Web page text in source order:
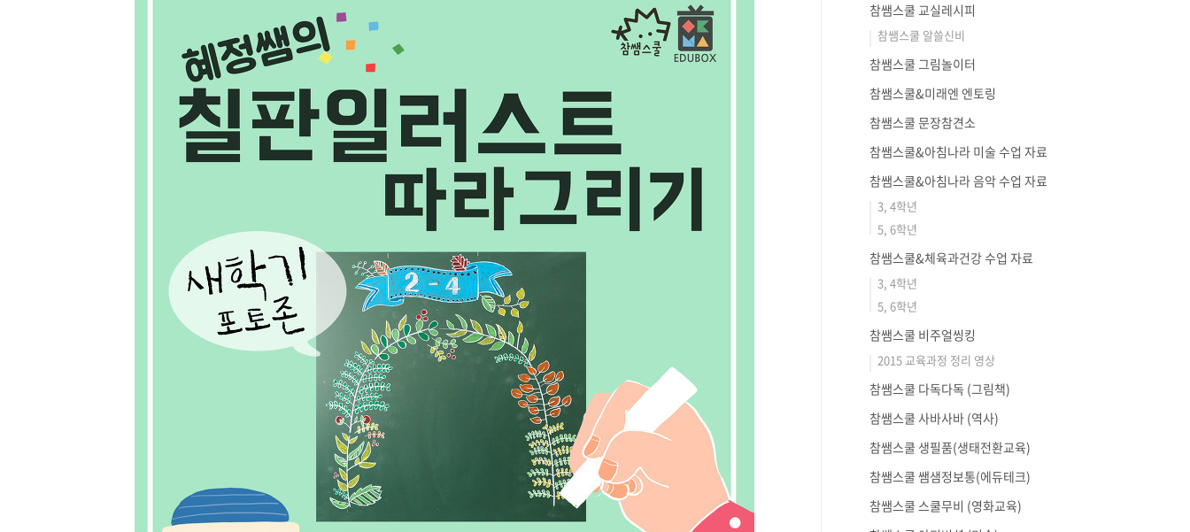
참쌤스쿨 교실레시피
참쌤스쿨 알쓸신비
참쌤스쿨 그림놀이터
참쌤스쿨&미래엔 엔토링
참쌤스쿨 문장참견소
참쌤스쿨&아침나라 미술 수업 자료
참쌤스쿨&아침나라 음악 수업 자료
3, 4학년
5, 6학년
참쌤스쿨&체육과건강 수업 자료
3, 4학년
5, 6학년
참쌤스쿨 비주얼씽킹
2015 교육과정 정리 영상
참쌤스쿨 다독다독 (그림책)
참쌤스쿨 사바사바 (역사)
참쌤스쿨 생필품(생태전환교육)
참쌤스쿨 쌤샘정보통(에듀테크)
참쌤스쿨 스쿨무비 (영화교육)